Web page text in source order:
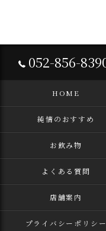
052-856-
HOME
純情のおすすめ
お飲み物
よくある質問
店舗案内
プライバシーポリシー